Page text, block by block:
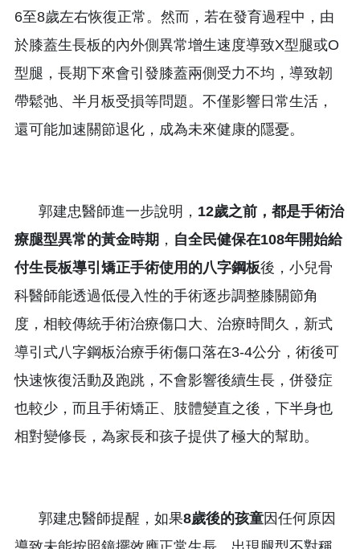
6至8歲左右恢復正常。然而，若在發育過程中，由
於膝蓋生長板的內外側異常增生速度導致X型腿或O
型腿，長期下來會引發膝蓋兩側受力不均，導致韌
帶鬆弛、半月板受損等問題。不僅影響日常生活，
還可能加速關節退化，成為未來健康的隱憂。
郭建忠醫師進一步說明， 12歲之前，都是手術治
療腿型異常的黃金時期 ， 自全民健保在108年開始給
付生長板導引矯正手術使用的八字鋼板後，小兒骨
科醫師能透過低侵入性的手術逐步調整膝關節角
度，相較傳統手術治療傷口大、治療時間久，新式
導引式八字鋼板治療手術傷口落在3-4公分，術後可
快速恢復活動及跑跳，不會影響後續生長，併發症
也較少，而且手術矯正、肢體變直之後，下半身也
相對變修長，為家長和孩子提供了極大的幫助。
郭建忠醫師提醒，如果8歲後的孩童因任何原因